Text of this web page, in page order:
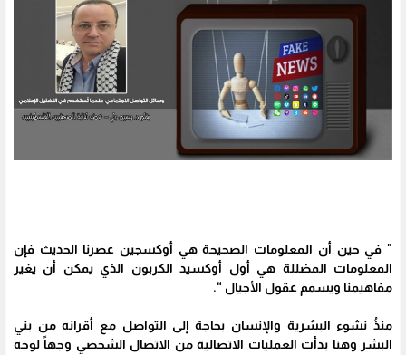
" في حين أن المعلومات الصحيحة هي أوكسجين عصرنا الحديث فإن
المعلومات المضللة هي أول أوكسيد الكربون الذي يمكن أن يغير
مفاهيمنا ويسمم عقول الأجيال “.
منذُ نشوء البشرية والإنسان بحاجة إلى التواصل مع أقرانه من بني
البشر وهنا بدأت العمليات الاتصالية من الاتصال الشخصي وجهاً لوجه